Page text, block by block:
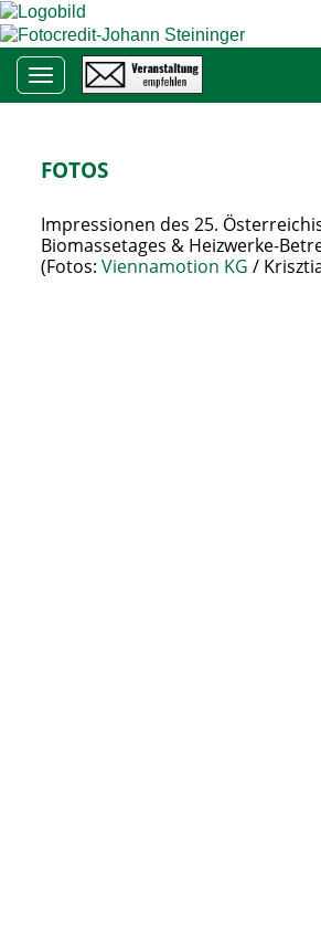
Toggle navigation
FOTOS
Impressionen des 25.
Biomassetages & Heizwerke-
(Fotos: Viennamotion KG /